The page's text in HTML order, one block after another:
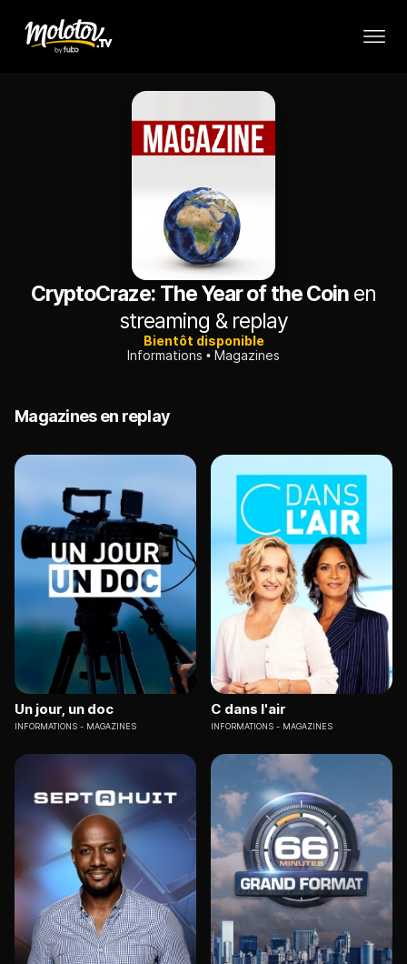
CryptoCraze: The Year of the Coin en
streaming & replay
Bientôt disponible
Informations
Magazines
Magazines en replay
Un jour, un doc
INFORMATIONS MAGAZINES
C dans l'air
INFORMATIONS MAGAZINES